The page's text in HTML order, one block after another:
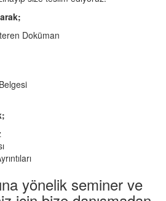
Doküman
yönelik seminer ve